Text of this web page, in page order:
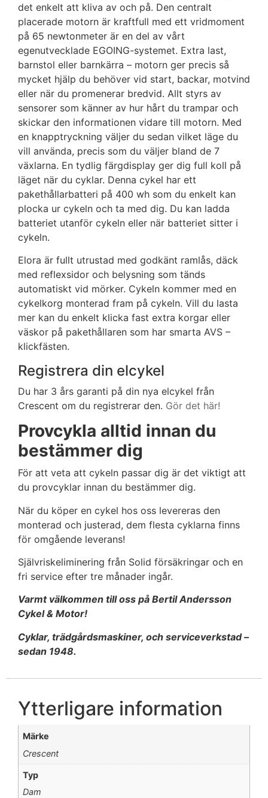
det enkelt att kliva av och på. Den centralt
placerade motorn är kraftfull med ett vridmoment
på 65 newtonmeter är en del av vårt
egenutvecklade EGOING-systemet. Extra last,
barnstol eller barnkärra – motorn ger precis så
mycket hjälp du behöver vid start, backar, motvind
eller när du promenerar bredvid. Allt styrs av
sensorer som känner av hur hårt du trampar och
skickar den informationen vidare till motorn. Med
en knapptryckning väljer du sedan vilket läge du
vill använda, precis som du väljer bland de 7
växlarna. En tydlig färgdisplay ger dig full koll på
läget när du cyklar. Denna cykel har ett
pakethållarbatteri på 400 wh som du enkelt kan
plocka ur cykeln och ta med dig. Du kan ladda
batteriet utanför cykeln eller när batteriet sitter i
cykeln.
Elora är fullt utrustad med godkänt ramlås, däck
med reflexsidor och belysning som tänds
automatiskt vid mörker. Cykeln kommer med en
cykelkorg monterad fram på cykeln. Vill du lasta
mer kan du enkelt klicka fast extra korgar eller
väskor på pakethållaren som har smarta AVS –
klickfästen.
Registrera din elcykel
Du har 3 års garanti på din nya elcykel från
Crescent om du registrerar den. Gör det här!
Provcykla alltid innan du
bestämmer dig
För att veta att cykeln passar dig är det viktigt att
du provcyklar innan du bestämmer dig.
När du köper en cykel hos oss levereras den
monterad och justerad, dem flesta cyklarna finns
för omgående leverans!
Självriskeliminering från Solid försäkringar och en
fri service efter tre månader ingår.
Varmt välkommen till oss på Bertil Andersson
Cykel & Motor!
Cyklar, trädgårdsmaskiner, och serviceverkstad –
sedan 1948.
Ytterligare information
Märke
Crescent
Typ
Dam